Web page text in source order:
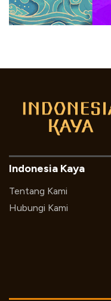
Indonesia Kaya
Tentang Kami
Hubungi Kami